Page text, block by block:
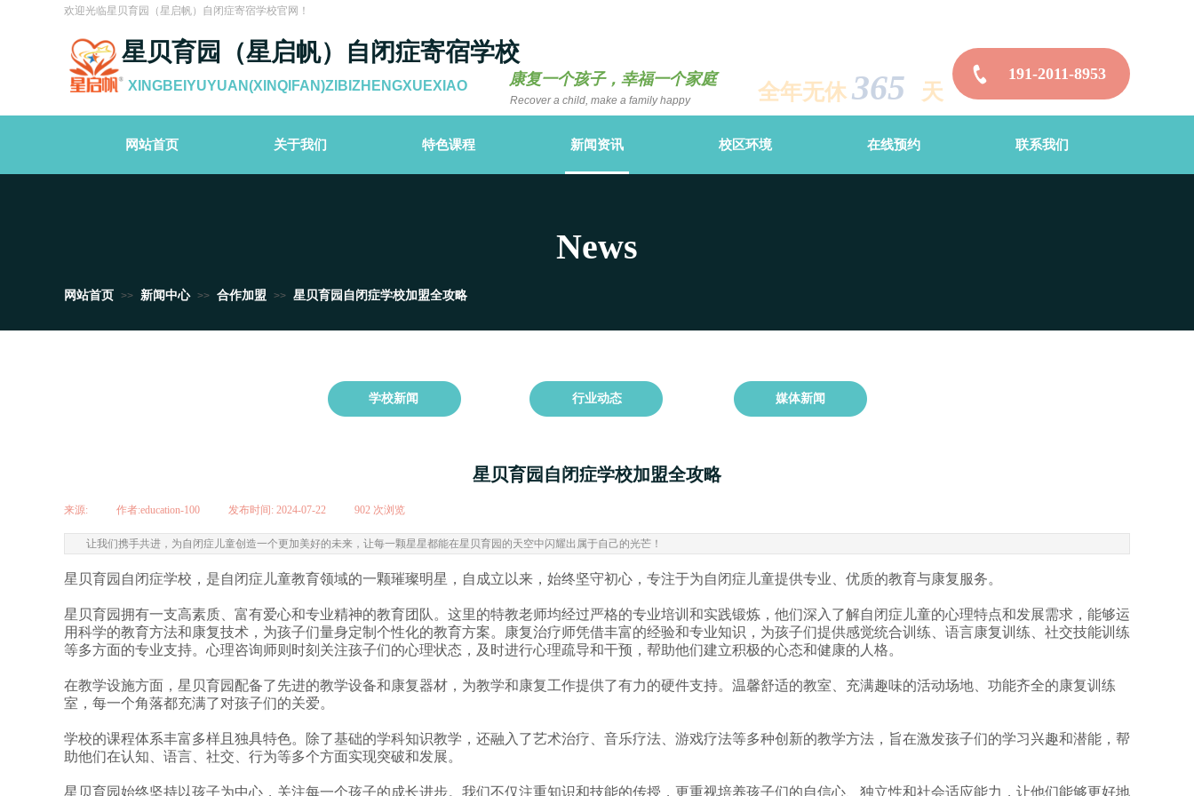
191-2011-8953
星贝育园（星启帆）自闭症寄宿学校
XINGBEIYUYUAN(XINQIFAN)ZIBIZHENGXUEXIAO 康复一个孩子，幸福一个家庭
Recover a child, make a family happy 全年无休365 天
欢迎光临星贝育园（星启帆）自闭症寄宿学校官网！
网站首页 关于我们 特色课程 新闻资讯 校区环境 在线预约 联系我们
网站首页 >> 新闻中心 >> 合作加盟 >> 星贝育园自闭症学校加盟全攻略
News
学校新闻 行业动态 媒体新闻
星贝育园自闭症学校加盟全攻略
来源: 作者:education-100 发布时间: 2024-07-22 902 次浏览
让我们携手共进，为自闭症儿童创造一个更加美好的未来，让每一颗星星都能在星贝育园的天空中闪耀出属于自己的光芒！
星贝育园自闭症学校 ，是自闭症儿童教育领域的一颗璀璨明星，自成立以来，始终坚守初心，专注于为自闭症儿童提供专业、优质的教育与康复服务。
星贝育园拥有一支高素质、富有爱心和专业精神的教育团队。这里的特教老师均经过严格的专业培训和实践锻炼，他们深入了解自闭症儿童的心理特点和发展需求，能够运
用科学的教育方法和康复技术，为孩子们量身定制个性化的教育方案。康复治疗师凭借丰富的经验和专业知识，为孩子们提供感觉统合训练、语言康复训练、社交技能训练
等多方面的专业支持。心理咨询师则时刻关注孩子们的心理状态，及时进行心理疏导和干预，帮助他们建立积极的心态和健康的人格。
在教学设施方面，星贝育园配备了先进的教学设备和康复器材，为教学和康复工作提供了有力的硬件支持。温馨舒适的教室、充满趣味的活动场地、功能齐全的康复训练
室，每一个角落都充满了对孩子们的关爱。
学校的课程体系丰富多样且独具特色。除了基础的学科知识教学，还融入了艺术治疗、音乐疗法、游戏疗法等多种创新的教学方法，旨在激发孩子们的学习兴趣和潜能，帮
助他们在认知、语言、社交、行为等多个方面实现突破和发展。
星贝育园始终坚持以孩子为中心，关注每一个孩子的成长进步。我们不仅注重知识和技能的传授，更重视培养孩子们的自信心、独立性和社会适应能力，让他们能够更好地